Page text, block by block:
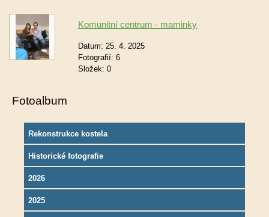
Komunitní centrum - maminky
Datum: 25. 4. 2025
Fotografií: 6
Složek: 0
Fotoalbum
Rekonstrukce kostela
Historické fotografie
2026
2025